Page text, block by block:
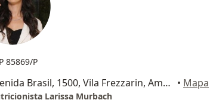
85869/P
Avenida Brasil, 1500, Vila Frezzarin, Americana • Mapa
Larissa Murbach